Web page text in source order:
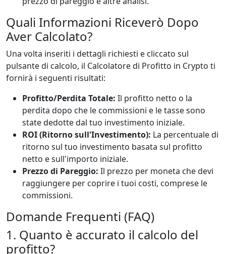
Quali Informazioni Riceverò Dopo
Aver Calcolato?
Una volta inseriti i dettagli richiesti e cliccato sul
pulsante di calcolo, il Calcolatore di Profitto in Crypto ti
fornirà i seguenti risultati:
Profitto/Perdita Totale: Il profitto netto o la
perdita dopo che le commissioni e le tasse sono
state dedotte dal tuo investimento iniziale.
ROI (Ritorno sull'Investimento): La percentuale di
ritorno sul tuo investimento basata sul profitto
netto e sull'importo iniziale.
Prezzo di Pareggio: Il prezzo per moneta che devi
raggiungere per coprire i tuoi costi, comprese le
commissioni.
Domande Frequenti (FAQ)
1. Quanto è accurato il calcolo del
profitto?